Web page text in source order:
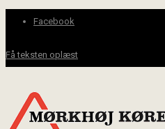
Facebook
Få teksten oplæst